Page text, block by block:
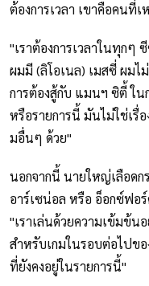
ต้องการเวลา เขาคือคนที่
"เราต้องการเวลาในทุกๆ
ผมมี (ลิโอเนล) เมสซี่ ผม
การต้องสู้กับ แมนฯ ซิตี้ ใ
หรือรายการนี้ มันไม่ใช่เรื่
มอื่นๆ ด้วย"
นอกจากนี้ นายใหญ่เลือดก
อาร์เซน่อล หรือ อ็อกซ์ฟอ
"เราเล่นด้วยความเข้มข้น
สำหรับเกมในรอบต่อไปข
ที่ยังคงอยู่ในรายการนี้"